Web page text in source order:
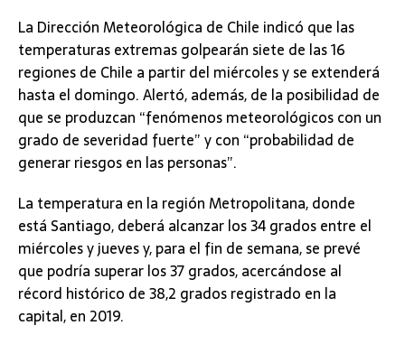
La Dirección Meteorológica de Chile indicó que las
temperaturas extremas golpearán siete de las 16
regiones de Chile a partir del miércoles y se extenderá
hasta el domingo. Alertó, además, de la posibilidad de
que se produzcan “fenómenos meteorológicos con un
grado de severidad fuerte” y con “probabilidad de
generar riesgos en las personas”.
La temperatura en la región Metropolitana, donde
está Santiago, deberá alcanzar los 34 grados entre el
miércoles y jueves y, para el fin de semana, se prevé
que podría superar los 37 grados, acercándose al
récord histórico de 38,2 grados registrado en la
capital, en 2019.